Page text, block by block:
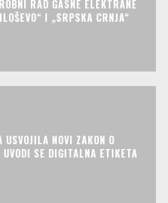
RAD GASNE ELEKTRANE
I „SRPSKA CRNJA“
USVOJILA NOVI ZAKON O
SE DIGITALNA ETIKETA